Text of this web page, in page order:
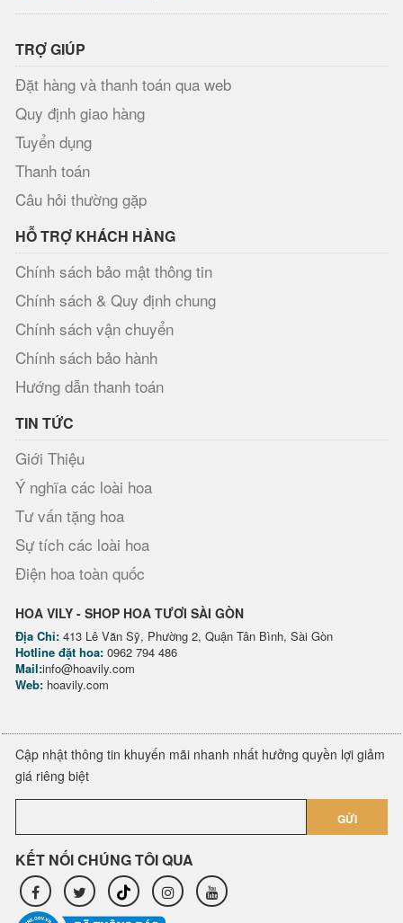
TRỢ GIÚP
Đặt hàng và thanh toán qua web
Quy định giao hàng
Tuyển dụng
Thanh toán
Câu hỏi thường gặp
HỖ TRỢ KHÁCH HÀNG
Chính sách bảo mật thông tin
Chính sách & Quy định chung
Chính sách vận chuyển
Chính sách bảo hành
Hướng dẫn thanh toán
TIN TỨC
Giới Thiệu
Ý nghĩa các loài hoa
Tư vấn tặng hoa
Sự tích các loài hoa
Điện hoa toàn quốc
HOA VILY - SHOP HOA TƯƠI SÀI GÒN
Địa Chỉ: 413 Lê Văn Sỹ, Phường 2, Quận Tân Bình, Sài Gòn
Hotline đặt hoa: 0962 794 486
Mail:info@hoavily.com
Web: hoavily.com
Cập nhật thông tin khuyến mãi nhanh nhất hưởng quyền lợi giảm
giá riêng biệt
GỬI
KẾT NỐI CHÚNG TÔI QUA